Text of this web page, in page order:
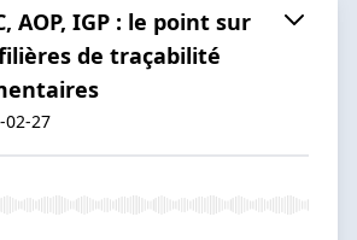
AOP, IGP : le point sur
de traçabilité
02-27